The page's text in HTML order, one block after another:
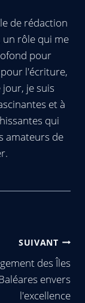
de rédaction
rôle qui me
pour
l'écriture,
je suis
et à
qui
amateurs de
SUIVANT
des Îles
envers
l'excellence